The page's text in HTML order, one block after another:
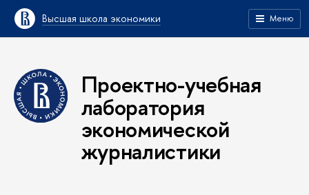
Высшая школа экономики Меню
Проектно-учебная
лаборатория
экономической
журналистики